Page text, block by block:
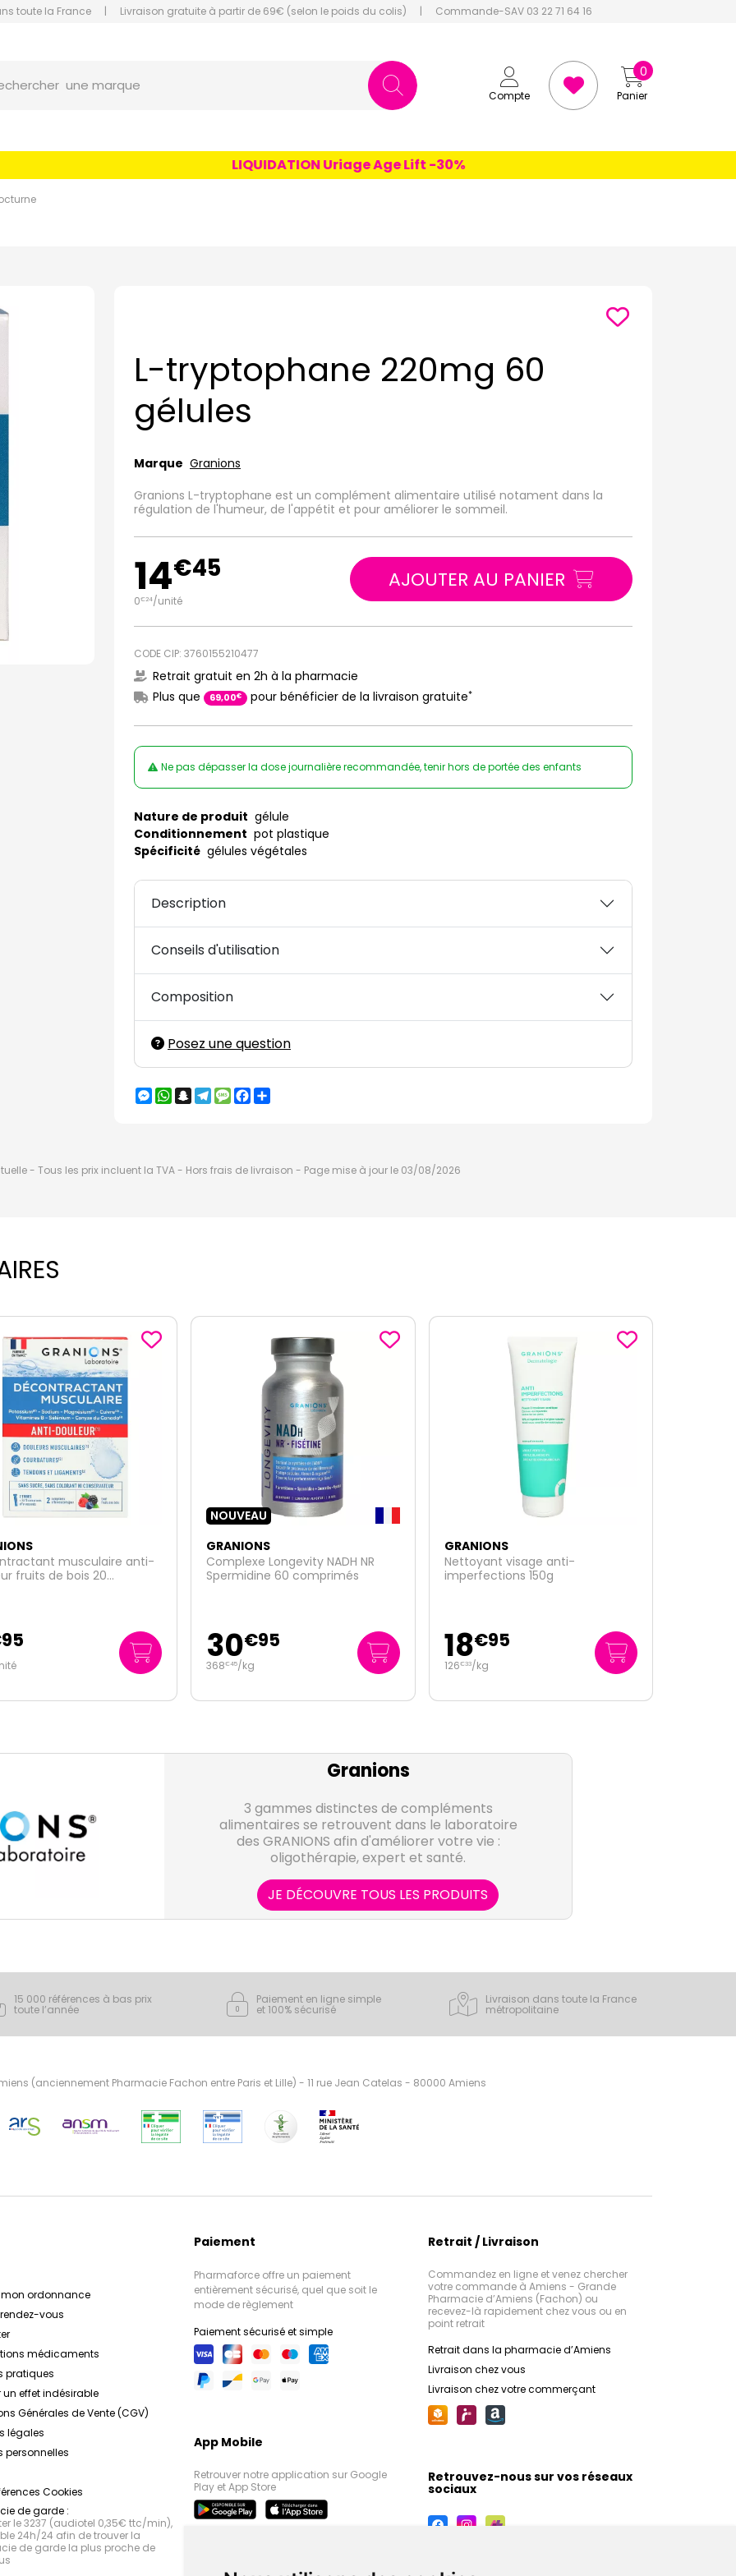
toute la France | Livraison gratuite à partir de 69€ (selon le poids du colis) | Commande-SAV 03 22 71 64 16
Compte Panier
0
LIQUIDATION Uriage Age Lift -30%
L-tryptophane 220mg 60
gélules
Marque Granions
Granions L-tryptophane est un complément alimentaire utilisé notament dans la
régulation de l'humeur, de l'appétit et pour améliorer le sommeil.
14€45
0€24/unité
AJOUTER AU PANIER
CODE CIP: 3760155210477
Retrait gratuit en 2h à la pharmacie
Plus que
69,00€ pour bénéficier de la livraison gratuite*
Ne pas dépasser la dose journalière recommandée, tenir hors de portée des enfants
Nature de produit gélule
Conditionnement pot plastique
Spécificité gélules végétales
Description
Conseils d'utilisation
Composition
Posez une question
Messenger
WhatsApp
Snapchat
Telegram
MessageFacebook
- Tous les prix incluent la TVA - Hors frais de livraison - Page mise à jour le 03/08/2026
Longevity NADH NR
60 comprimés
€95
/kg
GRANIONS
Nettoyant visage anti-
imperfections 150g
18€95
126€33/kg
GRANIONS
Veinomix confort veineux 30
comprimés secables
9€95
0€33/unité
Granions
3 gammes distinctes de compléments
alimentaires se retrouvent dans le laboratoire
des GRANIONS afin d'améliorer votre vie :
oligothérapie, expert et santé.
JE DÉCOUVRE TOUS LES PRODUITS
15 000 références à bas prix
toute l’année
Paiement en ligne simple
et 100% sécurisé
Livraison dans toute la France
métropolitaine
(anciennement Pharmacie Fachon entre Paris et Lille) - 11 rue Jean Catelas - 80000 Amiens
mon ordonnance
vous
médicaments
pratiques
un effet indésirable
Générales de Vente (CGV)
légales
personnelles
Cookies
de garde :
le 3237 (audiotel 0,35€ ttc/min),
24h/24 afin de trouver la
de garde la plus proche de
Paiement
Pharmaforce offre un paiement
entièrement sécurisé, quel que soit le
mode de règlement
Paiement sécurisé et simple
App Mobile
Retrouver notre application sur Google
Play et App Store
Retrait / Livraison
Commandez en ligne et venez chercher
votre commande à Amiens - Grande
Pharmacie d’Amiens (Fachon) ou
recevez-là rapidement chez vous ou en
point retrait
Retrait dans la pharmacie d’Amiens
Livraison chez vous
Livraison chez votre commerçant
Retrouvez-nous sur vos réseaux
sociaux